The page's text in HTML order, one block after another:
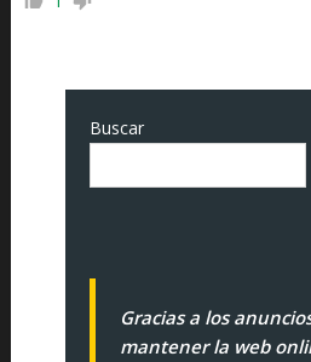
Buscar
Gracias a los
mantener la web